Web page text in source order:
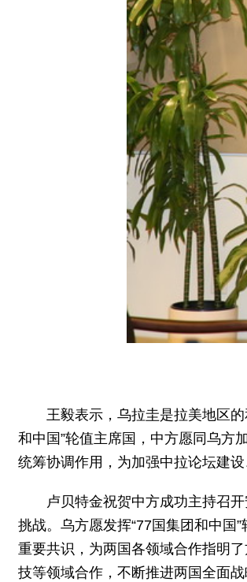
王毅表示，乌拉圭是拉美地区
和中国”轮值主席国，中方愿同乌方
统筹协调作用，为加强中拉论坛建
卢贝特金祝贺中方成功主持召
挑战。乌方愿发挥“77国集团和中国
重要共识，为两国各领域合作指明
技等领域合作，不断推进两国全面